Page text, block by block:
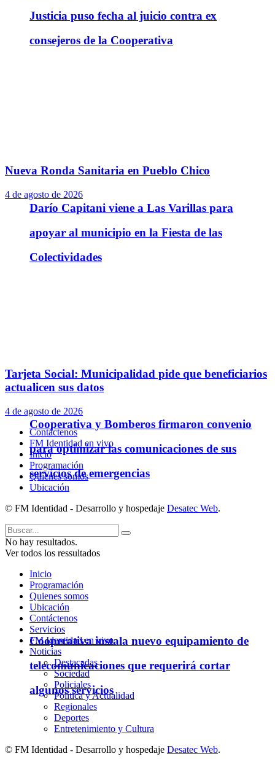
Justicia puso fecha al juicio contra ex
consejeros de la Cooperativa
Darío Capitani viene a Las Varillas para
apoyar al municipio en la Fiesta de las
Colectividades
Cooperativa y Bomberos firmaron convenio
para optimizar las comunicaciones de sus
servicios de emergencias
Cooperativa instala nuevo equipamiento de
telecomunicaciones que requerirá cortar
algunos servicios
Nueva Ronda Sanitaria en Pueblo Chico
4 de agosto de 2026
Tarjeta Social: Municipalidad pide que beneficiarios
actualicen sus datos
4 de agosto de 2026
Contáctenos
FM Identidad en vivo
Inicio
Programación
Quienes somos
Ubicación
© FM Identidad - Desarrollo y hospedaje Desatec Web.
No hay resultados.
Ver todos los ressultados
Inicio
Programación
Quienes somos
Ubicación
Contáctenos
Servicios
FM Identidad en vivo
Noticias
Destacadas
Sociedad
Policiales
Política y Actualidad
Regionales
Deportes
Entretenimiento y Cultura
© FM Identidad - Desarrollo y hospedaje Desatec Web.